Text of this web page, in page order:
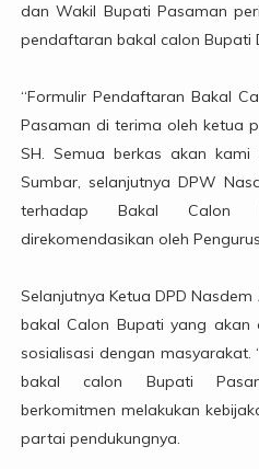
dan Wakil Bupati Pasaman
pendaftaran bakal calon Bupati
“Formulir Pendaftaran Bakal
Pasaman di terima oleh ketua
SH. Semua berkas akan
Sumbar, selanjutnya DPW
terhadap Bakal Calon
direkomendasikan oleh
Selanjutnya Ketua DPD
bakal Calon Bupati yang akan
sosialisasi dengan masyarakat.
bakal calon Bupati
berkomitmen melakukan
partai pendukungnya.